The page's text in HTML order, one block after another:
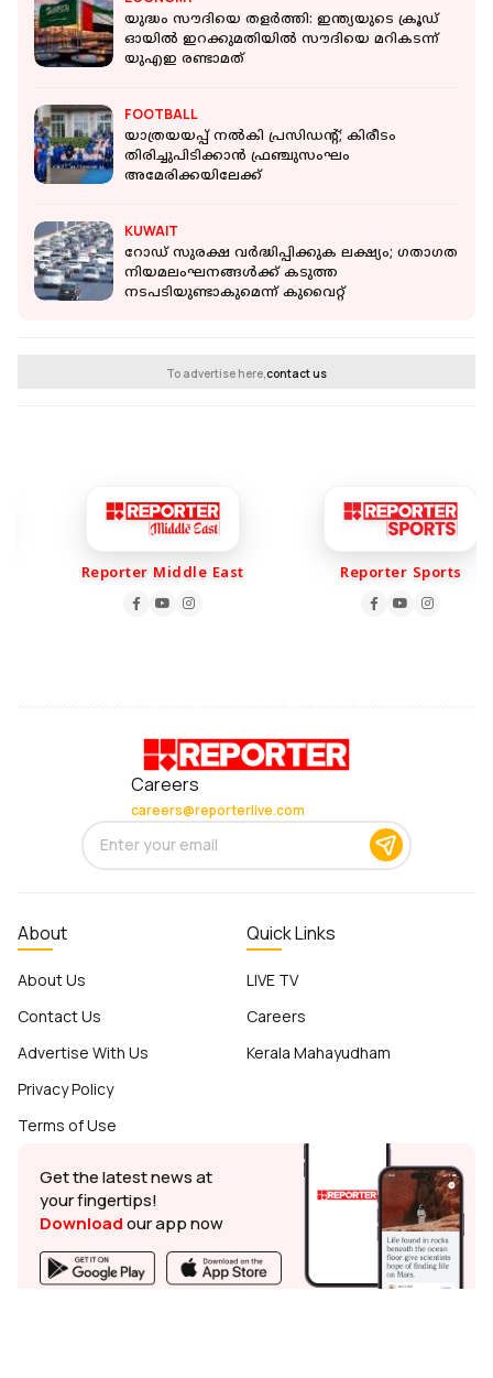
യുദ്ധം സൗദിയെ തളർത്തി: ഇന്ത്യയുടെ ക്രൂഡ്
ഓയില്‍ ഇറക്കുമതിയില്‍ സൗദിയെ മറികടന്ന്
യുഎഇ രണ്ടാമത്
FOOTBALL
യാത്രയയപ്പ് നല്‍കി പ്രസിഡന്റ്; കിരീടം
തിരിച്ചുപിടിക്കാന്‍ ഫ്രഞ്ചുസംഘം
അമേരിക്കയിലേക്ക്
KUWAIT
റോഡ് സുരക്ഷ വർദ്ധിപ്പിക്കുക ലക്ഷ്യം; ​ഗതാ​ഗത
നിയമലംഘനങ്ങൾക്ക് കടുത്ത
നടപടിയുണ്ടാകുമെന്ന് കുവൈറ്റ്
To advertise here,contact us
Reporter Middle East Reporter Sports
Careers
careers@reporterlive.com
About
About Us
Contact Us
Advertise With Us
Privacy Policy
Terms of Use
Quick Links
LIVE TV
Careers
Kerala Mahayudham
Get the latest news at
your fingertips!
Downloadour app now